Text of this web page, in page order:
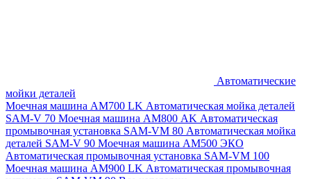
Автоматические
мойки деталей
Моечная машина AM700 LK Автоматическая мойка деталей
SAM-V 70 Моечная машина АМ800 AK Автоматическая
промывочная установка SAM-VM 80 Автоматическая мойка
деталей SAM-V 90 Моечная машина АМ500 ЭКО
Автоматическая промывочная установка SAM-VM 100
Моечная машина AM900 LK Автоматическая промывочная